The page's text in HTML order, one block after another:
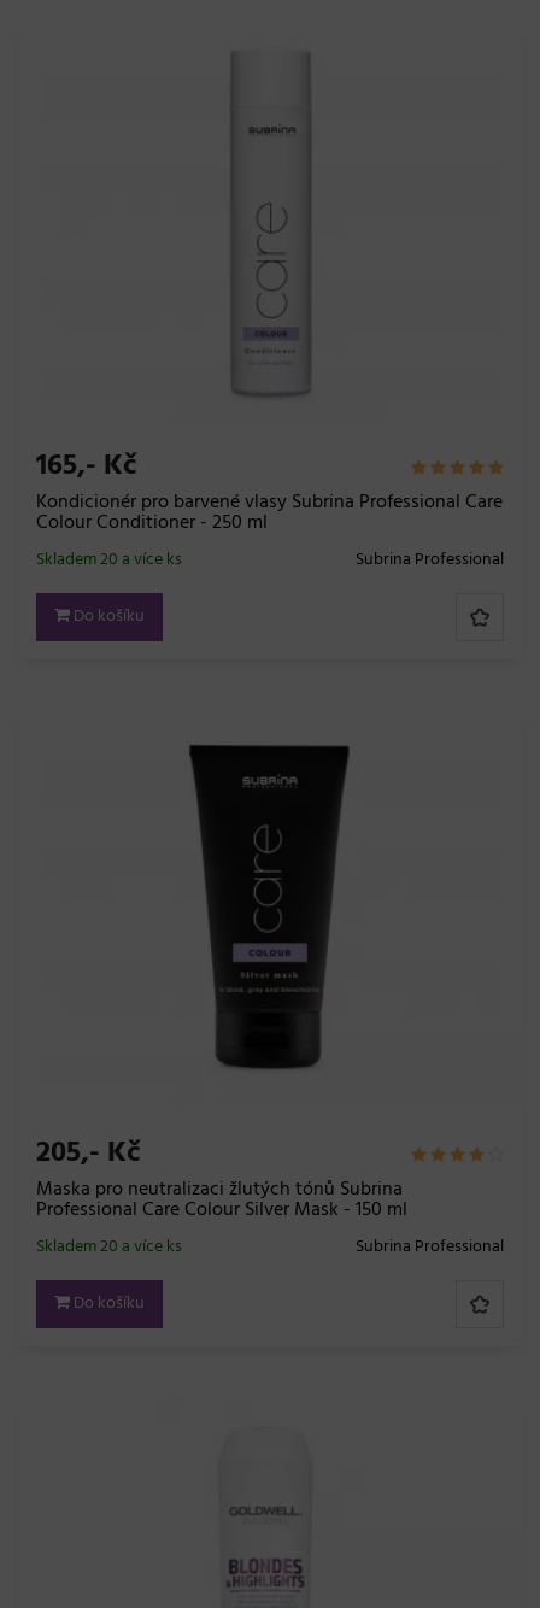
165,- Kč
Kondicionér pro barvené vlasy Subrina Professional Care
Colour Conditioner - 250 ml
Subrina Professional
Skladem 20 a více ks
Do košíku
205,- Kč
Maska pro neutralizaci žlutých tónů Subrina
Professional Care Colour Silver Mask - 150 ml
Subrina Professional
Skladem 20 a více ks
Do košíku